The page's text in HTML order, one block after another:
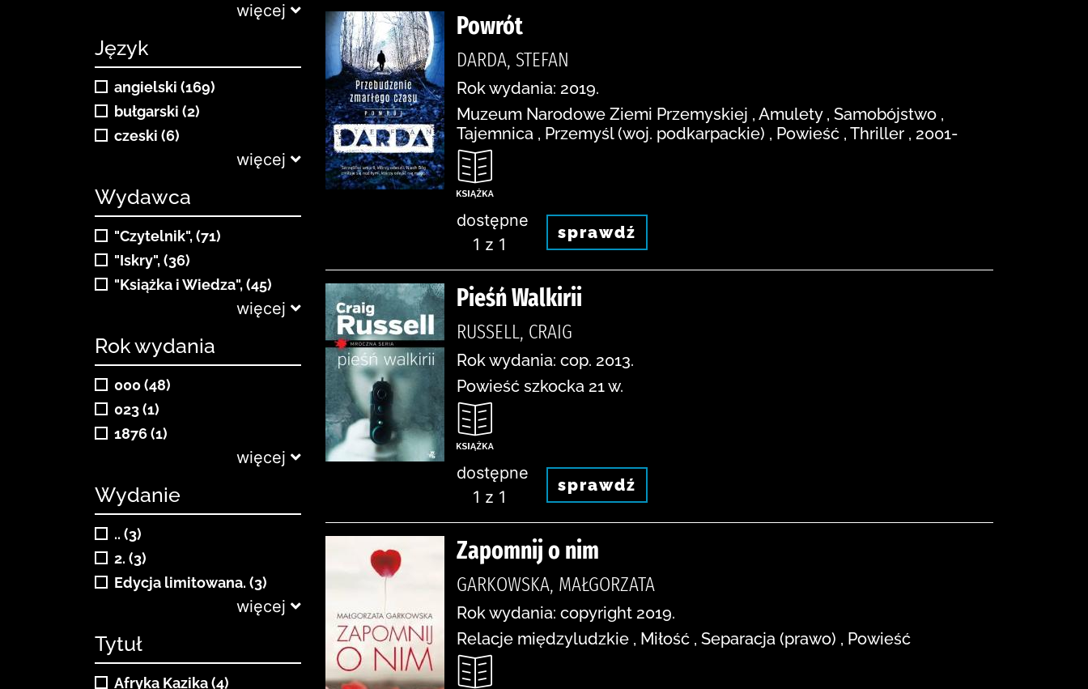
więcej
Język
angielski (169)
bułgarski (2)
czeski (6)
więcej
Wydawca
"Czytelnik", (71)
"Iskry", (36)
"Książka i Wiedza", (45)
więcej
Rok wydania
000 (48)
023 (1)
1876 (1)
więcej
Wydanie
.. (3)
2. (3)
Edycja limitowana. (3)
więcej
Tytuł
Afryka Kazika (4)
Powrót
DARDA, STEFAN
Rok wydania: 2019.
Muzeum Narodowe Ziemi Przemyskiej , Amulety , Samobójstwo ,
Tajemnica , Przemyśl (woj. podkarpackie) , Powieść , Thriller , 2001-
dostępne
1 z 1
sprawdź
Pieśń Walkirii
RUSSELL, CRAIG
Rok wydania: cop. 2013.
Powieść szkocka 21 w.
dostępne
1 z 1
sprawdź
Zapomnij o nim
GARKOWSKA, MAŁGORZATA
Rok wydania: copyright 2019.
Relacje międzyludzkie , Miłość , Separacja (prawo) , Powieść